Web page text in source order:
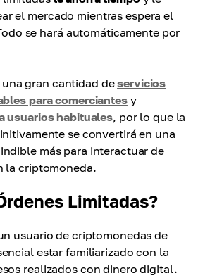
el mercado mientras espera el
se hará automáticamente por
gran cantidad deservicios
para comerciantesy
usuarios habituales, por lo que la
se convertirá en una
más para interactuar de
la criptomoneda.
Limitadas?
usuario de criptomonedas de
estar familiarizado con la
realizados con dinero digital.